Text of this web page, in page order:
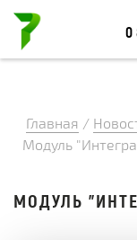
0
Главная /
Модуль
МОДУЛЬ